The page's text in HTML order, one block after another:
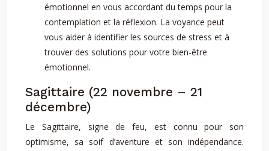
émotionnel en vous accordant du temps pour la
contemplation et la réflexion. La voyance peut
vous aider à identifier les sources de stress et à
trouver des solutions pour votre bien-être
émotionnel.
Sagittaire (22 novembre – 21
décembre)
Le Sagittaire, signe de feu, est connu pour son
optimisme, sa soif d’aventure et son indépendance.